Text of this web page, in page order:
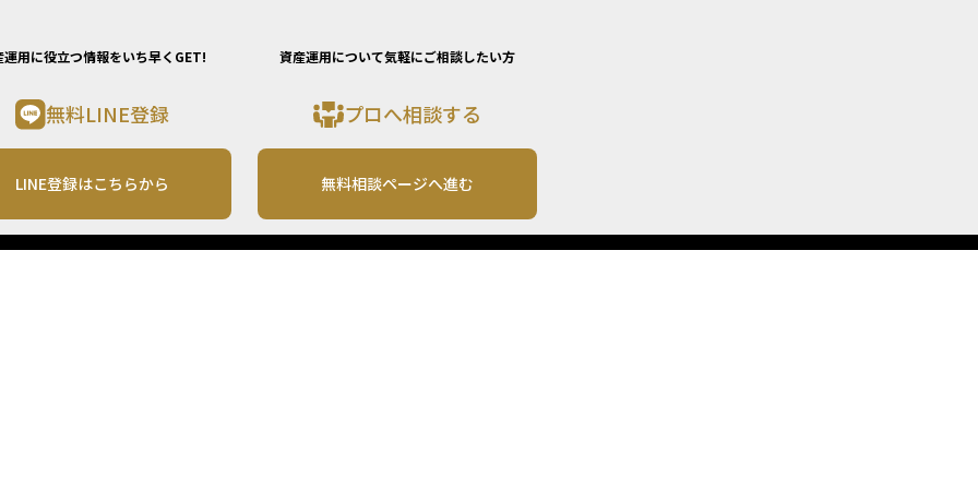
運用に役立つ情報をいち早くGET!
無料LINE登録
LINE登録はこちらから
資産運用について気軽にご相談したい方
プロへ相談する
無料相談ページへ進む